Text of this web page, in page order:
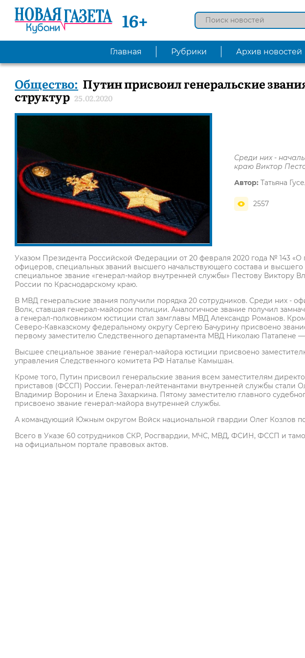
16+
Главная Рубрики Архив новостей
Общество: Путин присвоил генеральские
структур 25.02.2020
Среди них -
краю Виктор
Автор: Татьяна
2557
Указом Президента Российской Федерации от 20 февраля 2020 года № 143
офицеров, специальных званий высшего начальствующего состава и высшего
специальное звание «генерал-майор внутренней службы» Пестову Виктору
России по Краснодарскому краю.
В МВД генеральские звания получили порядка 20 сотрудников. Среди них -
Волк, ставшая генерал-майором полиции. Аналогичное звание получил
а генерал-полковником юстиции стал замглавы МВД Александр Романов.
Северо-Кавказскому федеральному округу Сергею Бачурину присвоено
первому заместителю Следственного департамента МВД Николаю Патапене
Высшее специальное звание генерал-майора юстиции присвоено
управления Следственного комитета РФ Наталье Камышан.
Кроме того, Путин присвоил генеральские звания всем заместителям
приставов (ФССП) России. Генерал-лейтенантами внутренней службы стали
Владимир Воронин и Елена Захаркина. Пятому заместителю главного
присвоено звание генерал-майора внутренней службы.
А командующий Южным округом Войск национальной гвардии Олег Козлов
Всего в Указе 60 сотрудников СКР, Росгвардии, МЧС, МВД, ФСИН, ФССП и
на официальном портале правовых актов.